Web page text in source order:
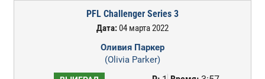
PFL Challenger Series 3
Дата:04 марта 2022
Оливия Паркер
(Olivia Parker)